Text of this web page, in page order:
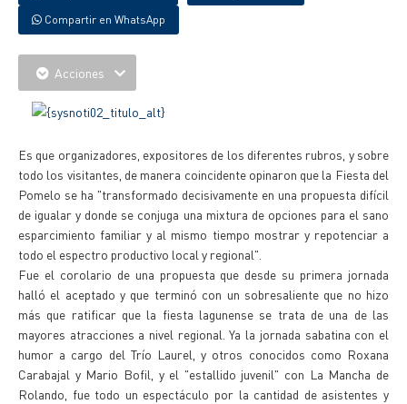
Compartir en WhatsApp
Acciones
Es que organizadores, expositores de los diferentes rubros, y sobre
todo los visitantes, de manera coincidente opinaron que la Fiesta del
Pomelo se ha "transformado decisivamente en una propuesta difícil
de igualar y donde se conjuga una mixtura de opciones para el sano
esparcimiento familiar y al mismo tiempo mostrar y repotenciar a
todo el espectro productivo local y regional".
Fue el corolario de una propuesta que desde su primera jornada
halló el aceptado y que terminó con un sobresaliente que no hizo
más que ratificar que la fiesta lagunense se trata de una de las
mayores atracciones a nivel regional. Ya la jornada sabatina con el
humor a cargo del Trío Laurel, y otros conocidos como Roxana
Carabajal y Mario Bofil, y el "estallido juvenil" con La Mancha de
Rolando, fue todo un espectáculo por la cantidad de asistentes y